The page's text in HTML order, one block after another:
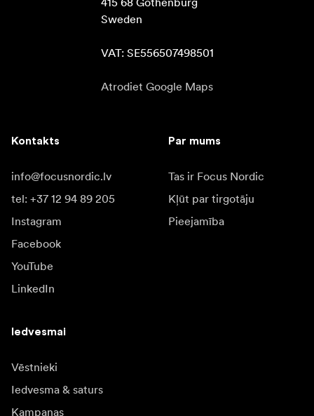
Sweden
VAT: SE556507498501
Atrodiet Google Maps
Kontakts
info@focusnordic.lv
tel: +37 12 94 89 205
Instagram
Facebook
YouTube
LinkedIn
Par mums
Tas ir Focus Nordic
Kļūt par tirgotāju
Pieejamība
Iedvesmai
Vēstnieki
Iedvesma & saturs
Kampaņas